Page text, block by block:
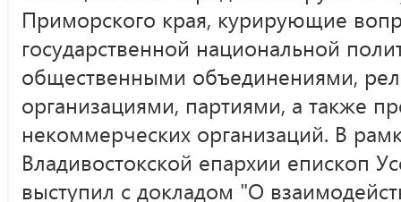
Приморского края, курирующие
государственной национальной
общественными объединениями,
организациями, партиями, а также
некоммерческих организаций. В
Владивостокской епархии епископ
выступил с докладом "О